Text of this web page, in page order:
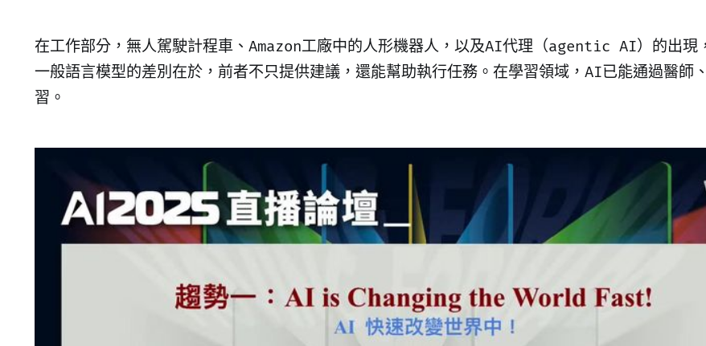
在工作部分，無人駕駛計程車、Amazon工廠中的人形機器人，以及AI代理（agentic AI）的出
一般語言模型的差別在於，前者不只提供建議，還能幫助執行任務。在學習領域，AI已能通過醫師
習。